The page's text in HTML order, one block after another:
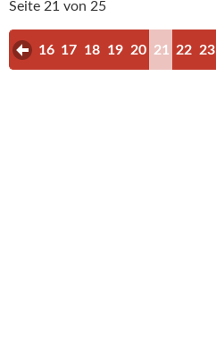
Seite 21 von 25
16 17 18 19 20 21 22 23